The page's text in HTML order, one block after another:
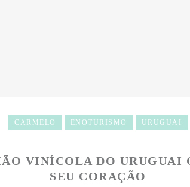
CARMELO ENOTURISMO URUGUAI
VINÍCOLA DO URUGUAI
SEU CORAÇÃO